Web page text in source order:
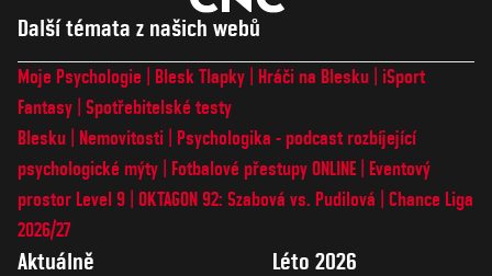
Další témata z našich webů
Moje Psychologie Blesk Tlapky Hráči na Blesku
iSport
Fantasy Spotřebitelské testy
Blesku
Nemovitosti
Psychologika - podcast rozbíjející
psychologické mýty
Fotbalové přestupy ONLINE
Eventový
prostor Level 9 OKTAGON 92: Szabová vs. Pudilová
Chance Liga
2026/27
Aktuálně Léto 2026